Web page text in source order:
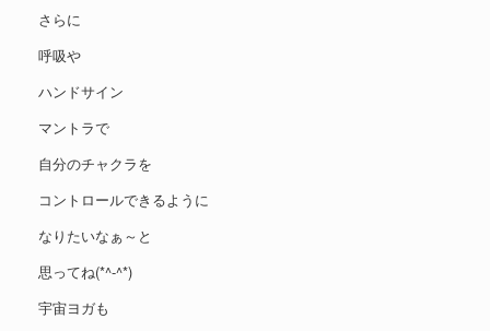
さらに
呼吸や
ハンドサイン
マントラで
自分のチャクラを
コントロールできるように
なりたいなぁ～と
思ってね(*^-^*)
宇宙ヨガも